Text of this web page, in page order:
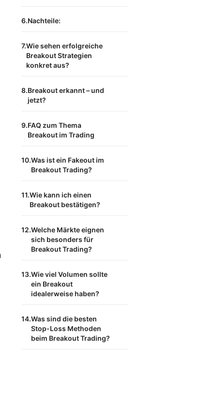
Nachteile:
Wie sehen erfolgreiche
Breakout Strategien
konkret aus?
Breakout erkannt – und
jetzt?
FAQ zum Thema
Breakout im Trading
Was ist ein Fakeout im
Breakout Trading?
Wie kann ich einen
Breakout bestätigen?
Welche Märkte eignen
sich besonders für
Breakout Trading?
Wie viel Volumen sollte
ein Breakout
idealerweise haben?
Was sind die besten
Stop-Loss Methoden
beim Breakout Trading?